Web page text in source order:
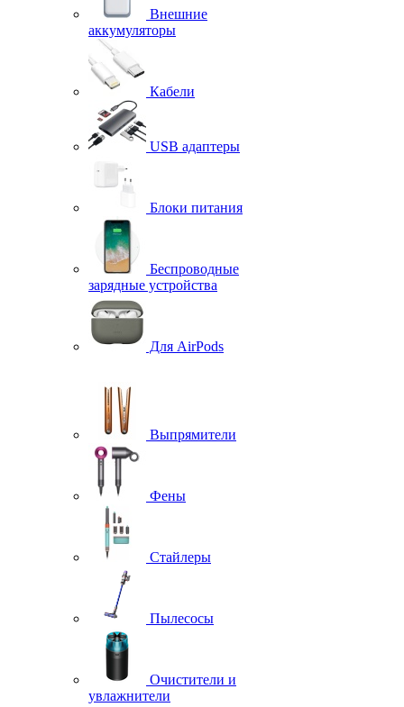
Внешние
аккумуляторы
Кабели
USB адаптеры
Блоки питания
Беспроводные
зарядные устройства
Для AirPods
Выпрямители
Фены
Стайлеры
Пылесосы
Очистители и
увлажнители